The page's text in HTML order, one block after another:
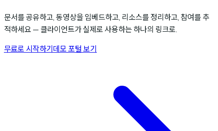
문서를 공유하고, 동영상을 임베드하고, 리소스를 정리하고, 참여를 추
적하세요 — 클라이언트가 실제로 사용하는 하나의 링크로.
무료로 시작하기 데모 포털 보기